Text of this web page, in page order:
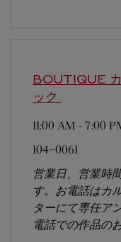
BOUTIQUE
ック
11:00 AM - 7:00
104-0061
営業日、営業時
す。お電話はカ
ターにて専任ア
電話での作品の